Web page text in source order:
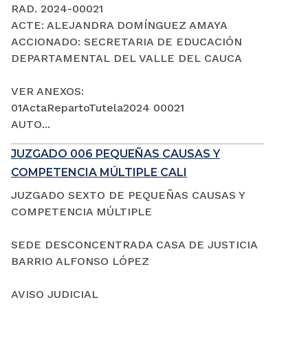
RAD. 2024-00021
ACTE: ALEJANDRA DOMÍNGUEZ AMAYA
ACCIONADO: SECRETARIA DE EDUCACIÓN
DEPARTAMENTAL DEL VALLE DEL CAUCA
VER ANEXOS:
01ActaRepartoTutela2024 00021
AUTO...
JUZGADO 006 PEQUEÑAS CAUSAS Y
COMPETENCIA MÚLTIPLE CALI
JUZGADO SEXTO DE PEQUEÑAS CAUSAS Y
COMPETENCIA MÚLTIPLE
SEDE DESCONCENTRADA CASA DE JUSTICIA
BARRIO ALFONSO LÓPEZ
AVISO JUDICIAL